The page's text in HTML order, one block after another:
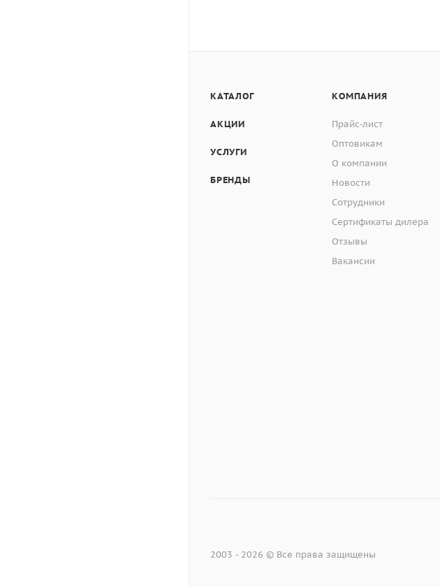
КАТАЛОГ
АКЦИИ
УСЛУГИ
БРЕНДЫ
КОМПАНИЯ
Прайс-лист
Оптовикам
О компании
Новости
Сотрудники
Сертификаты дилера
Отзывы
Вакансии
2003 - 2026 © Все права защищены